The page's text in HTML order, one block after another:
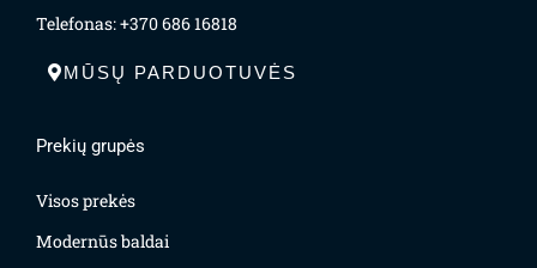
Telefonas: +370 686 16818
MŪSŲ PARDUOTUVĖS
Prekių grupės
Visos prekės
Modernūs baldai